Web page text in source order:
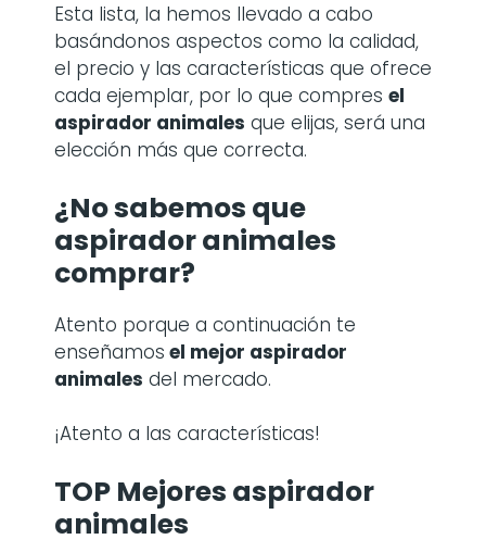
Esta lista, la hemos llevado a cabo
basándonos aspectos como la calidad,
el precio y las características que ofrece
cada ejemplar, por lo que compres el
aspirador animales que elijas, será una
elección más que correcta.
¿No sabemos que
aspirador animales
comprar?
Atento porque a continuación te
enseñamos el mejor aspirador
animales del mercado.
¡Atento a las características!
TOP Mejores aspirador
animales